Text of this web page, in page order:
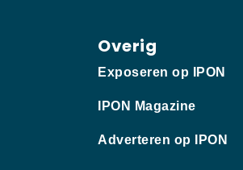
Overig
Exposeren op IPON
IPON Magazine
Adverteren op IPON